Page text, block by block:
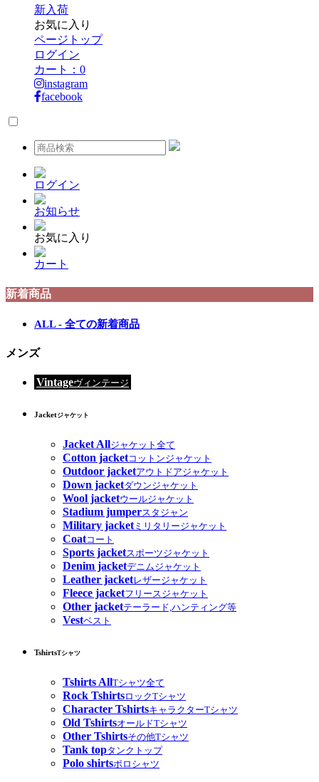
新入荷
お気に入り
ページトップ
ログイン
カート： 0
instagram
facebook
ログイン
お知らせ
お気に入り
カート
新着商品
ALL - 全ての新着商品
メンズ
Vintageヴィンテージ
Jacketジャケット
Jacket Allジャケット全て
Cotton jacketコットンジャケット
Outdoor jacketアウトドアジャケット
Down jacketダウンジャケット
Wool jacketウールジャケット
Stadium jumperスタジャン
Military jacketミリタリージャケット
Coatコート
Sports jacketスポーツジャケット
Denim jacketデニムジャケット
Leather jacketレザージャケット
Fleece jacketフリースジャケット
Other jacketテーラード,ハンティング等
Vestベスト
TshirtsTシャツ
Tshirts AllTシャツ全て
Rock TshirtsロックTシャツ
Character TshirtsキャラクターTシャツ
Old TshirtsオールドTシャツ
Other Tshirtsその他Tシャツ
Tank topタンクトップ
Polo shirtsポロシャツ